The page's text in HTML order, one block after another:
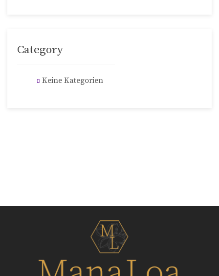
Category
Keine Kategorien